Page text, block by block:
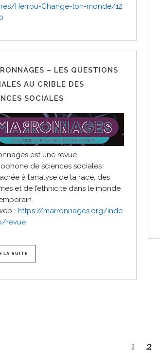
Herrou-Change-ton-monde/12
– LES QUESTIONS
AU CRIBLE DES
SOCIALES
est une revue
de sciences sociales
à l’analyse de la race, des
et de l’ethnicité dans le monde
: https://marronnages.org/inde
revue
LA SUITE
1 2